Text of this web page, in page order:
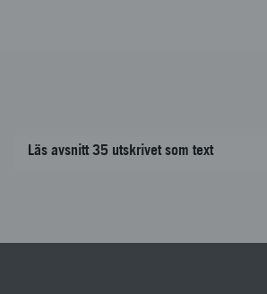
Läs avsnitt 35 utskrivet som text